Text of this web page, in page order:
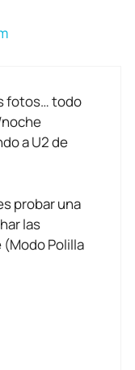
fotos… todo
a U2 de
probar una
las
Polilla